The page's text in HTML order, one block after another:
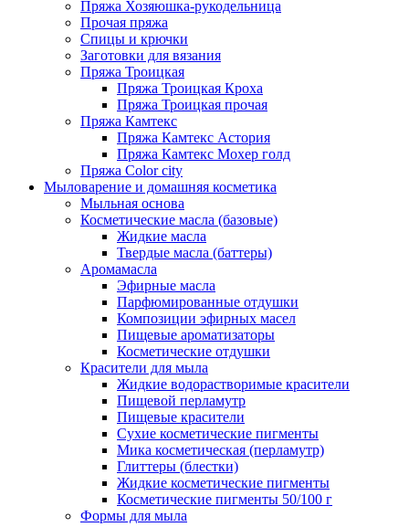
Пряжа Хозяюшка-рукодельница
Прочая пряжа
Спицы и крючки
Заготовки для вязания
Пряжа Троицкая
Пряжа Троицкая Кроха
Пряжа Троицкая прочая
Пряжа Камтекс
Пряжа Камтекс Астория
Пряжа Камтекс Мохер голд
Пряжа Color city
Мыловарение и домашняя косметика
Мыльная основа
Косметические масла (базовые)
Жидкие масла
Твердые масла (баттеры)
Аромамасла
Эфирные масла
Парфюмированные отдушки
Композиции эфирных масел
Пищевые ароматизаторы
Косметические отдушки
Красители для мыла
Жидкие водорастворимые красители
Пищевой перламутр
Пищевые красители
Сухие косметические пигменты
Мика косметическая (перламутр)
Глиттеры (блестки)
Жидкие косметические пигменты
Косметические пигменты 50/100 г
Формы для мыла